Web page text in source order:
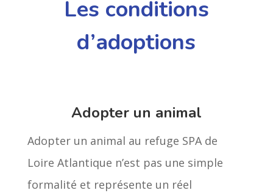
Les conditions
d’adoptions
Adopter un animal
Adopter un animal au refuge SPA de
Loire Atlantique n’est pas une simple
formalité et représente un réel